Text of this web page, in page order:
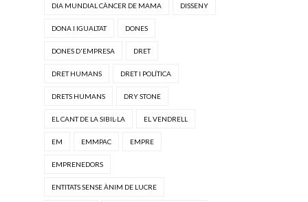
DIA MUNDIAL CÀNCER DE MAMA DISSENY
DONA I IGUALTAT DONES
DONES D'EMPRESA DRET
DRET HUMANS DRET I POLÍTICA
DRETS HUMANS DRY STONE
EL CANT DE LA SIBIL·LA EL VENDRELL
EM EMMPAC EMPRE
EMPRENEDORS
ENTITATS SENSE ÀNIM DE LUCRE